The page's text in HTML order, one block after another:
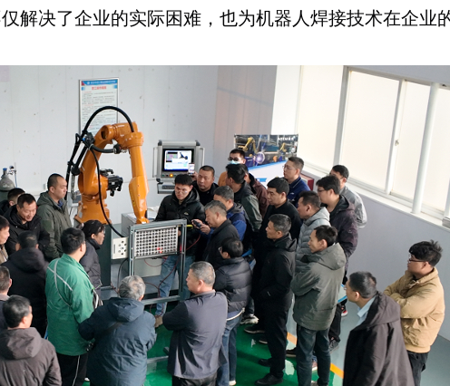
解决了企业的实际困难，也为机器人焊接技术在企业